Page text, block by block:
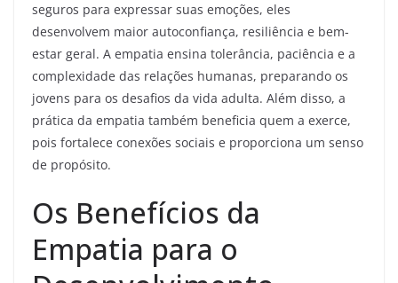
seguros para expressar suas emoções, eles
desenvolvem maior autoconfiança, resiliência e bem-
estar geral. A empatia ensina tolerância, paciência e a
complexidade das relações humanas, preparando os
jovens para os desafios da vida adulta. Além disso, a
prática da empatia também beneficia quem a exerce,
pois fortalece conexões sociais e proporciona um senso
de propósito.
Os Benefícios da
Empatia para o